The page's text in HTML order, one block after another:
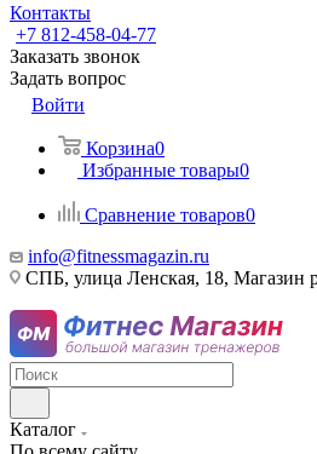
Контакты
+7 812-458-04-77
Заказать звонок
Задать вопрос
Войти
Корзина0
Избранные товары0
Сравнение товаров0
info@fitnessmagazin.ru
СПБ, улица Ленская, 18, Магазин
Каталог